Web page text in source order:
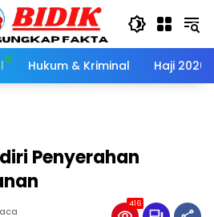
Hukum & Kriminal Haji 2026
Penyerahan
416